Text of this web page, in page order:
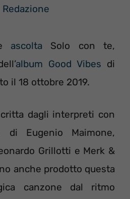
Redazione
ascolta Solo con te,
album Good Vibes di
il 18 ottobre 2019.
dagli interpreti con
di Eugenio Maimone,
Grillotti e Merk &
anche prodotto questa
canzone dal ritmo